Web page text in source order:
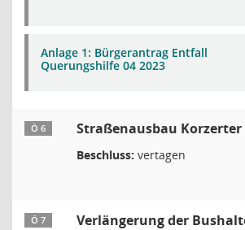
Anlage 1: Bürgerantrag Entfall
Querungshilfe 04 2023
Ö 6 Straßenausbau Korzerter
Beschluss: vertagen
Ö 7
Verlängerung der